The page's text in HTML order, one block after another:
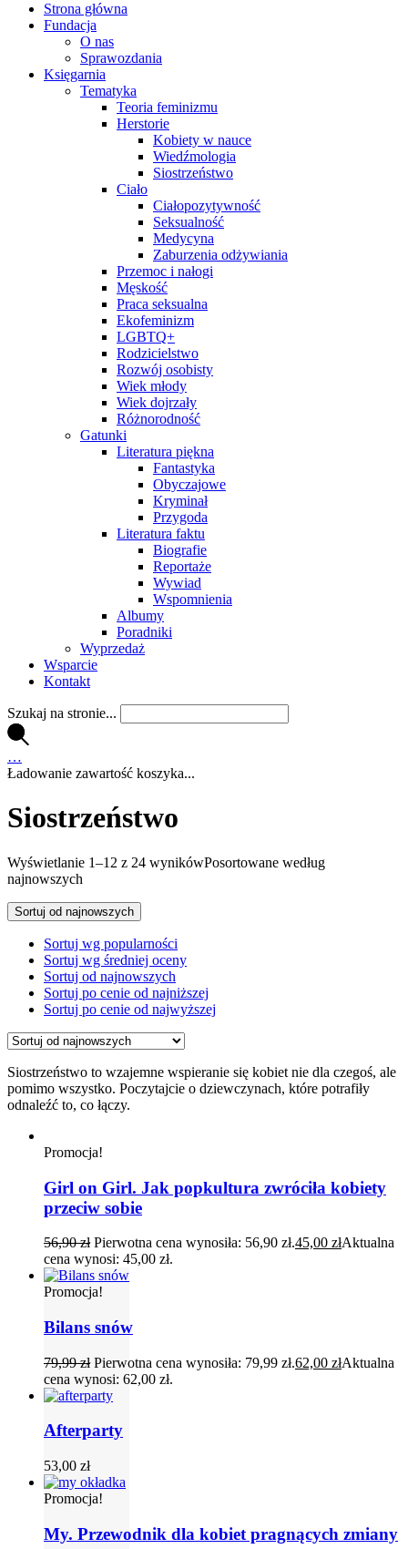
Strona główna
Fundacja
O nas
Sprawozdania
Księgarnia
Tematyka
Teoria feminizmu
Herstorie
Kobiety w nauce
Wiedźmologia
Siostrzeństwo
Ciało
Ciałopozytywność
Seksualność
Medycyna
Zaburzenia odżywiania
Przemoc i nałogi
Męskość
Praca seksualna
Ekofeminizm
LGBTQ+
Rodzicielstwo
Rozwój osobisty
Wiek młody
Wiek dojrzały
Różnorodność
Gatunki
Literatura piękna
Fantastyka
Obyczajowe
Kryminał
Przygoda
Literatura faktu
Biografie
Reportaże
Wywiad
Wspomnienia
Albumy
Poradniki
Wyprzedaż
Wsparcie
Kontakt
Szukaj na stronie...
…
Ładowanie zawartość koszyka...
Siostrzeństwo
Wyświetlanie 1–12 z 24 wynikówPosortowane według
najnowszych
Sortuj od najnowszych
Sortuj wg popularności
Sortuj wg średniej oceny
Sortuj od najnowszych
Sortuj po cenie od najniższej
Sortuj po cenie od najwyższej
Siostrzeństwo to wzajemne wspieranie się kobiet nie dla czegoś, ale
pomimo wszystko. Poczytajcie o dziewczynach, które potrafiły
odnaleźć to, co łączy.
Promocja!
Girl on Girl. Jak popkultura zwróciła kobiety
przeciw sobie
56,90zł Pierwotna cena wynosiła: 56,90 zł.45,00 złAktualna
cena wynosi: 45,00 zł.
Promocja!
Bilans snów
79,99zł Pierwotna cena wynosiła: 79,99 zł.62,00 złAktualna
cena wynosi: 62,00 zł.
Afterparty
53,00 zł
Promocja!
My. Przewodnik dla kobiet pragnących zmiany